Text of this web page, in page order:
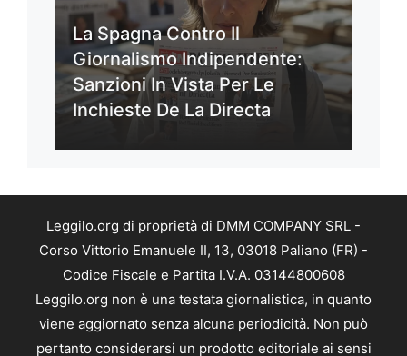
La Spagna Contro Il
Giornalismo Indipendente:
Sanzioni In Vista Per Le
Inchieste De La Directa
Leggilo.org di proprietà di DMM COMPANY SRL -
Corso Vittorio Emanuele II, 13, 03018 Paliano (FR) -
Codice Fiscale e Partita I.V.A. 03144800608
Leggilo.org non è una testata giornalistica, in quanto
viene aggiornato senza alcuna periodicità. Non può
pertanto considerarsi un prodotto editoriale ai sensi